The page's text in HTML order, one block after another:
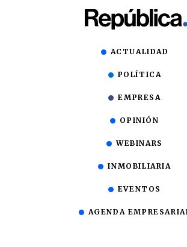
ACTUALIDAD
POLÍTICA
EMPRESA
OPINIÓN
WEBINARS
INMOBILIARIA
EVENTOS
AGENDA